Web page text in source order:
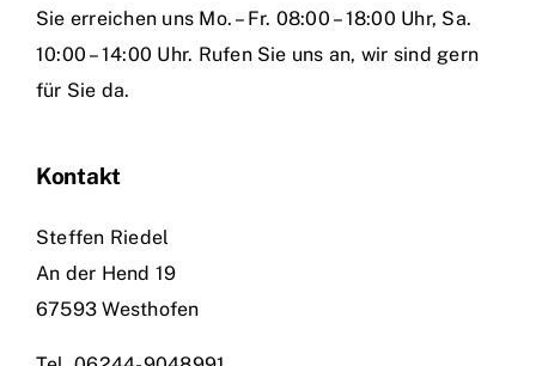
Sie erreichen uns Mo. – Fr. 08:00 – 18:00 Uhr, Sa.
10:00 – 14:00 Uhr. Rufen Sie uns an, wir sind gern
für Sie da.
Kontakt
Steffen Riedel
An der Hend 19
67593 Westhofen